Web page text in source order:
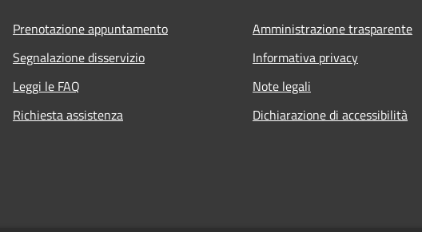
Prenotazione appuntamento
Segnalazione disservizio
Leggi le FAQ
Richiesta assistenza
Amministrazione trasparente
Informativa privacy
Note legali
Dichiarazione di accessibilità